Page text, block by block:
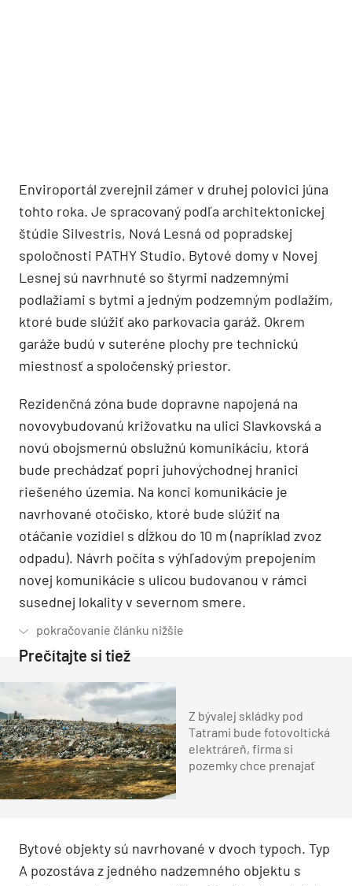
Enviroportál zverejnil zámer v druhej polovici júna
tohto roka. Je spracovaný podľa architektonickej
štúdie Silvestris, Nová Lesná od popradskej
spoločnosti PATHY Studio. Bytové domy v Novej
Lesnej sú navrhnuté so štyrmi nadzemnými
podlažiami s bytmi a jedným podzemným podlažím,
ktoré bude slúžiť ako parkovacia garáž. Okrem
garáže budú v suteréne plochy pre technickú
miestnosť a spoločenský priestor.
Rezidenčná zóna bude dopravne napojená na
novovybudovanú križovatku na ulici Slavkovská a
novú obojsmernú obslužnú komunikáciu, ktorá
bude prechádzať popri juhovýchodnej hranici
riešeného územia. Na konci komunikácie je
navrhované otočisko, ktoré bude slúžiť na
otáčanie vozidiel s dĺžkou do 10 m (napríklad zvoz
odpadu). Návrh počíta s výhľadovým prepojením
novej komunikácie s ulicou budovanou v rámci
susednej lokality v severnom smere.
Prečítajte si tiež
Z bývalej skládky pod
Tatrami bude fotovoltická
elektráreň, firma si
pozemky chce prenajať
Bytové objekty sú navrhované v dvoch typoch. Typ
A pozostáva z jedného nadzemného objektu s